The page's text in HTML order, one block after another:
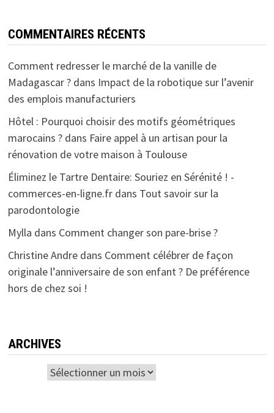
COMMENTAIRES RÉCENTS
Comment redresser le marché de la vanille de
Madagascar ?dans Impact de la robotique sur l’avenir
des emplois manufacturiers
Hôtel : Pourquoi choisir des motifs géométriques
marocains ?dans Faire appel à un artisan pour la
rénovation de votre maison à Toulouse
Éliminez le Tartre Dentaire: Souriez en Sérénité ! -
commerces-en-ligne.frdans Tout savoir sur la
parodontologie
Mylla dans Comment changer son pare-brise ?
Christine Andredans Comment célébrer de façon
originale l’anniversaire de son enfant ? De préférence
hors de chez soi !
ARCHIVES